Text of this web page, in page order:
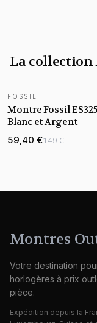
La collection
FOSSIL
Montre Fossil
Blanc et Argent
59,40 €149 €
Montres
Votre destination
horlogères à prix
pièce.
Expédition depuis la